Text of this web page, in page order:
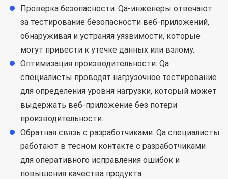
Проверка безопасности. Qa-инженеры отвечают
за тестирование безопасности веб-приложений,
обнаруживая и устраняя уязвимости, которые
могут привести к утечке данных или взлому.
Оптимизация производительности. Qa
специалисты проводят нагрузочное тестирование
для определения уровня нагрузки, который может
выдержать веб-приложение без потери
производительности.
Обратная связь с разработчиками. Qa специалисты
работают в тесном контакте с разработчиками
для оперативного исправления ошибок и
повышения качества продукта.